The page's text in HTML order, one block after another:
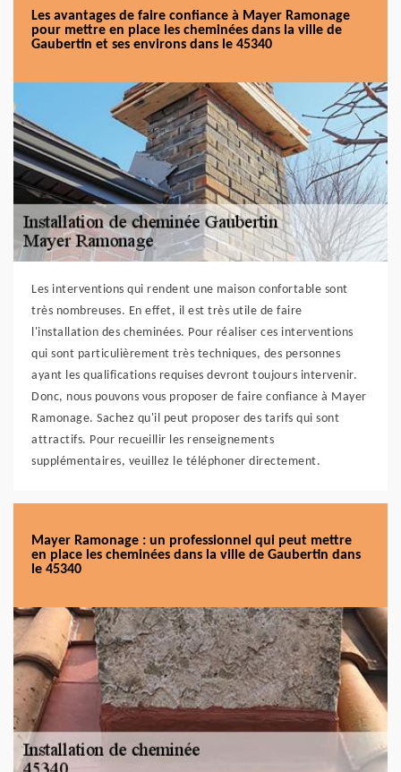
Les avantages de faire confiance à Mayer Ramonage
pour mettre en place les cheminées dans la ville de
Gaubertin et ses environs dans le 45340
Les interventions qui rendent une maison confortable sont
très nombreuses. En effet, il est très utile de faire
l'installation des cheminées. Pour réaliser ces interventions
qui sont particulièrement très techniques, des personnes
ayant les qualifications requises devront toujours intervenir.
Donc, nous pouvons vous proposer de faire confiance à Mayer
Ramonage. Sachez qu'il peut proposer des tarifs qui sont
attractifs. Pour recueillir les renseignements
supplémentaires, veuillez le téléphoner directement.
Mayer Ramonage : un professionnel qui peut mettre
en place les cheminées dans la ville de Gaubertin dans
le 45340